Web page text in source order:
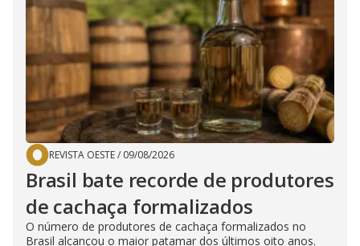
REVISTA OESTE/ 09/08/2026
Brasil bate recorde de produtores
de cachaça formalizados
O número de produtores de cachaça formalizados no
Brasil alcançou o maior patamar dos últimos oito anos.